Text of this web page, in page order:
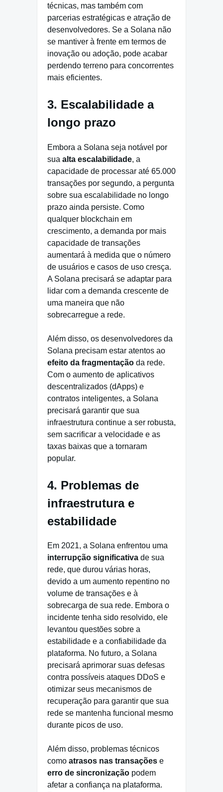
técnicas, mas também com
parcerias estratégicas e atração de
desenvolvedores. Se a Solana não
se mantiver à frente em termos de
inovação ou adoção, pode acabar
perdendo terreno para concorrentes
mais eficientes.
3. Escalabilidade a
longo prazo
Embora a Solana seja notável por
sua alta escalabilidade, a
capacidade de processar até 65.000
transações por segundo, a pergunta
sobre sua escalabilidade no longo
prazo ainda persiste. Como
qualquer blockchain em
crescimento, a demanda por mais
capacidade de transações
aumentará à medida que o número
de usuários e casos de uso cresça.
A Solana precisará se adaptar para
lidar com a demanda crescente de
uma maneira que não
sobrecarregue a rede.
Além disso, os desenvolvedores da
Solana precisam estar atentos ao
efeito da fragmentação da rede.
Com o aumento de aplicativos
descentralizados (dApps) e
contratos inteligentes, a Solana
precisará garantir que sua
infraestrutura continue a ser robusta,
sem sacrificar a velocidade e as
taxas baixas que a tornaram
popular.
4. Problemas de
infraestrutura e
estabilidade
Em 2021, a Solana enfrentou uma
interrupção significativa de sua
rede, que durou várias horas,
devido a um aumento repentino no
volume de transações e à
sobrecarga de sua rede. Embora o
incidente tenha sido resolvido, ele
levantou questões sobre a
estabilidade e a confiabilidade da
plataforma. No futuro, a Solana
precisará aprimorar suas defesas
contra possíveis ataques DDoS e
otimizar seus mecanismos de
recuperação para garantir que sua
rede se mantenha funcional mesmo
durante picos de uso.
Além disso, problemas técnicos
como atrasos nas transações e
erro de sincronização podem
afetar a confiança na plataforma.